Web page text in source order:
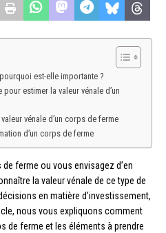
est-elle importante ?
estimer la valeur vénale d’un
vénale d’un corps de ferme
d’un corps de ferme
ferme ou vous envisagez d’en
la valeur vénale de ce type de
en matière d’investissement,
nous vous expliquons comment
de ferme et les éléments à prendre